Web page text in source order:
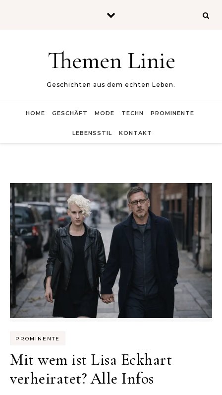
Themen Linie
Geschichten aus dem echten Leben.
HOME GESCHÄFT MODE TECHN PROMINENTE
LEBENSSTIL KONTAKT
PROMINENTE
Mit wem ist Lisa Eckhart
verheiratet? Alle Infos